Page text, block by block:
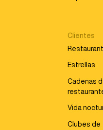
Clientes
Estrellas
Cadenas
Vida
Clubes de